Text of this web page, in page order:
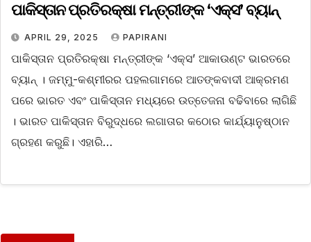
ପାକିସ୍ତାନ ପ୍ରତିରକ୍ଷା ମନ୍ତ୍ରୀଙ୍କ ‘ଏକ୍ସ’ ବ୍ୟାନ୍‌
APRIL 29, 2025 PAPIRANI
ପାକିସ୍ତାନ ପ୍ରତିରକ୍ଷା ମନ୍ତ୍ରୀଙ୍କ ‘ଏକ୍ସ’ ଆକାଉଣ୍ଟ ଭାରତରେ
ବ୍ୟାନ୍‌ । ଜମ୍ମୁ-କଶ୍ମୀରର ପହଲଗାମରେ ଆତଙ୍କବାଦୀ ଆକ୍ରମଣ
ପରେ ଭାରତ ଏବଂ ପାକିସ୍ତାନ ମଧ୍ୟରେ ଉତ୍ତେଜନା ବଢିବାରେ ଲାଗିଛି
। ଭାରତ ପାକିସ୍ତାନ ବିରୁଦ୍ଧରେ ଲଗାତାର କଠୋର କାର୍ଯ୍ୟାନୁଷ୍ଠାନ
ଗ୍ରହଣ କରୁଛି। ଏହାରି…